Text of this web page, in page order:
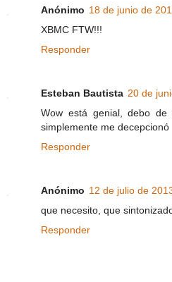
Anónimo 18 de junio de
XBMC FTW!!!
Responder
Esteban Bautista 20 de
Wow está genial, debo
simplemente me decepcionó
Responder
Anónimo 12 de julio de
que necesito, que
Responder